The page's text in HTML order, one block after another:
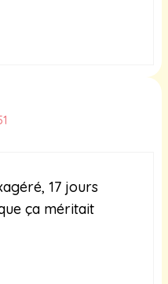
17 jours
ça méritait